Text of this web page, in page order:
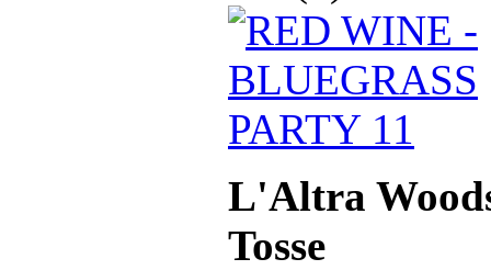
L'Altra
Tosse